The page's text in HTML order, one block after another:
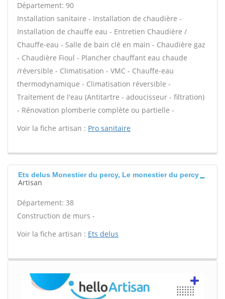
Département: 90
Installation sanitaire - Installation de chaudière -
Installation de chauffe eau - Entretien Chaudière /
Chauffe-eau - Salle de bain clé en main - Chaudière gaz
- Chaudière Fioul - Plancher chauffant eau chaude
/réversible - Climatisation - VMC - Chauffe-eau
thermodynamique - Climatisation réversible -
Traitement de l'eau (Antitartre - adoucisseur - filtration)
- Rénovation plomberie complète ou partielle -
Voir la fiche artisan : Pro sanitaire
Ets delus Monestier du percy, Le monestier du percy
Artisan
Département: 38
Construction de murs -
Voir la fiche artisan : Ets delus